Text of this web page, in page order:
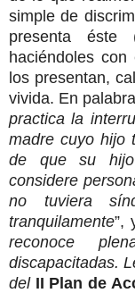
simple de
presenta éste
haciéndoles
los presentan,
vivida. En
practica la
madre cuyo hijo
de que su
considere
no tuviera
tranquilamente”,
reconoce
discapacitadas.
del II Plan de